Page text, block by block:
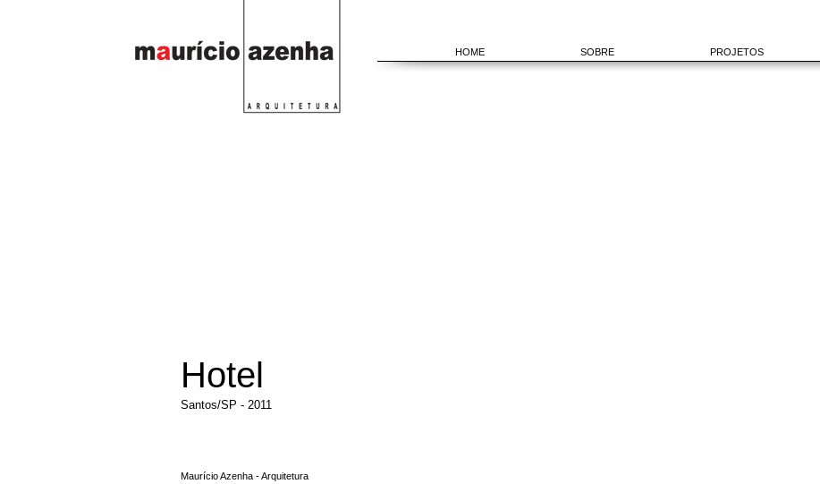
HOME SOBRE PROJETOS
Hotel
Santos/SP - 2011
​Maurício Azenha - Arquitetura